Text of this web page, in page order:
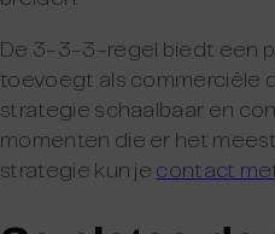
De 3-3-3-regel biedt een
toevoegt als commerciële
strategie schaalbaar en
momenten die er het
strategie kun je contact